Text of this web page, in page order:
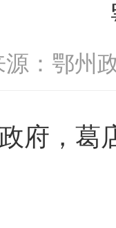
源：鄂州
府，葛